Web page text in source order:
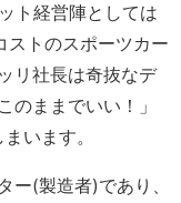
ト経営陣としては
ストのスポーツカー
リ社長は奇抜なデ
のままでいい！」
います。
ー(製造者)であり、